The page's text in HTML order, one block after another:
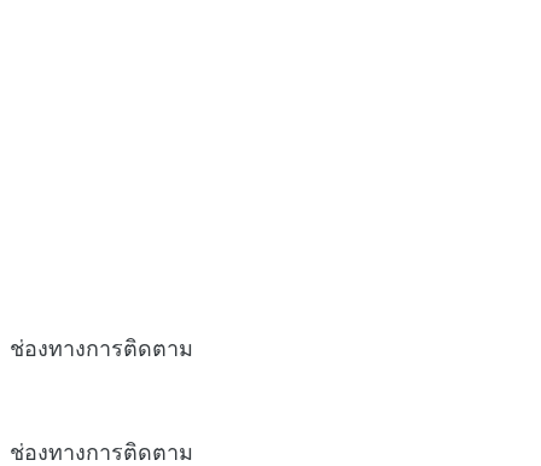
ช่องทางการติดตาม
ช่องทางการติดตาม